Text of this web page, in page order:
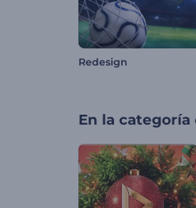
Redesign
En la categoría